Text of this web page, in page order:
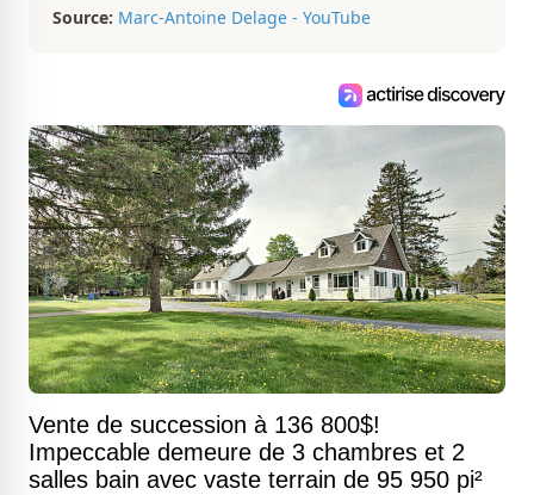
Source: Marc-Antoine Delage - YouTube
Vente de succession à 136 800$!
Impeccable demeure de 3 chambres et 2
salles bain avec vaste terrain de 95 950 pi²